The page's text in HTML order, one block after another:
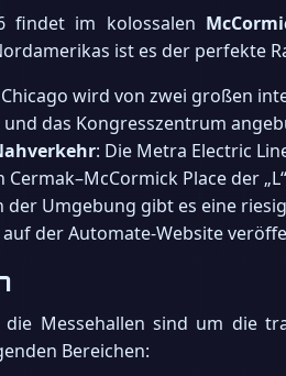
findet im kolossalen
ist es der perfekte
wird von zwei großen
das Kongresszentrum
: Die Metra Electric
Cermak–McCormick Place der
der Umgebung gibt es eine
der Automate-Website
Messehallen sind um die
Bereichen: